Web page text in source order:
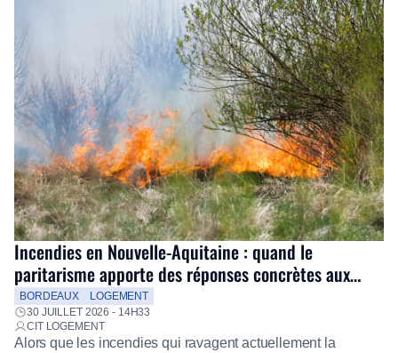
Incendies en Nouvelle-Aquitaine : quand le
paritarisme apporte des réponses concrètes aux
salariés
BORDEAUX
LOGEMENT
30 JUILLET 2026 - 14H33
CIT LOGEMENT
Alors que les incendies qui ravagent actuellement la